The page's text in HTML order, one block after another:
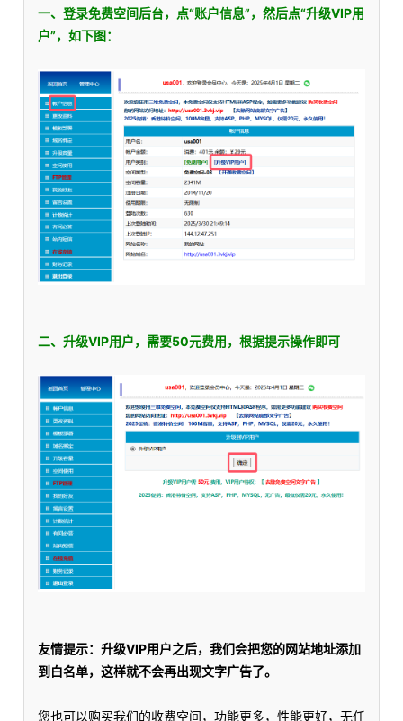
一、登录免费空间后台，点“账户信息”，然后点“升级VIP用
户”，如下图：
二、升级VIP用户，需要50元费用，根据提示操作即可
友情提示：升级VIP用户之后，我们会把您的网站地址添加
到白名单，这样就不会再出现文字广告了。
您也可以购买我们的收费空间，功能更多，性能更好，无任